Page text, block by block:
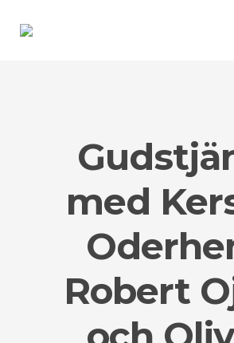
med
Robert